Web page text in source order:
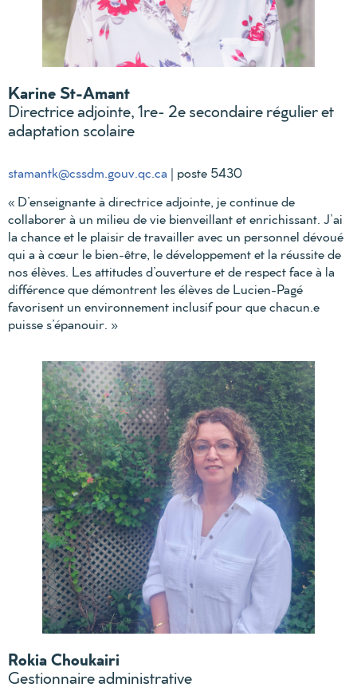
Karine St-Amant
Directrice adjointe, 1re- 2e secondaire régulier et
adaptation scolaire
stamantk@cssdm.gouv.qc.ca | poste 5430
« D’enseignante à directrice adjointe, je continue de
collaborer à un milieu de vie bienveillant et enrichissant. J’ai
la chance et le plaisir de travailler avec un personnel dévoué
qui a à cœur le bien-être, le développement et la réussite de
nos élèves. Les attitudes d’ouverture et de respect face à la
différence que démontrent les élèves de Lucien-Pagé
favorisent un environnement inclusif pour que chacun.e
puisse s’épanouir. »
Rokia Choukairi
Gestionnaire administrative